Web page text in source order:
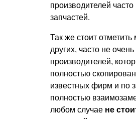
производителей
запчастей.
Так же стоит отметить
других, часто не
производителей,
полностью
известных фирм и по
полностью
любом случае не